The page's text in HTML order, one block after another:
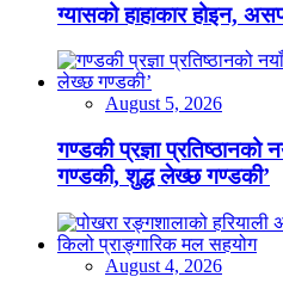
ग्यासको हाहाकार होइन,
August 5, 2026
गण्डकी प्रज्ञा प्रतिष्ठानको
गण्डकी, शुद्ध लेख्छ गण्डकी’
August 4, 2026